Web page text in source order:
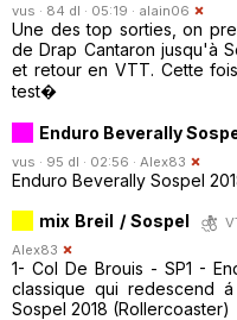
vus · 84 dl · 05:19 · alain06
Une des top sorties, on
de Drap Cantaron jusqu'à
et retour en VTT. Cette
test�
Enduro Beverally
vus · 95 dl · 02:56 · Alex83
Enduro Beverally Sospel
mix Breil / Sospel
Alex83
1- Col De Brouis - SP1 -
classique qui redescend
Sospel 2018 (Rollercoaster)